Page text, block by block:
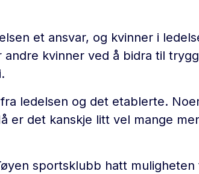
et ansvar, og kvinner i
andre kvinner ved å bidra til
ledelsen og det etablerte.
er det kanskje litt vel mange
sportsklubb hatt muligheten